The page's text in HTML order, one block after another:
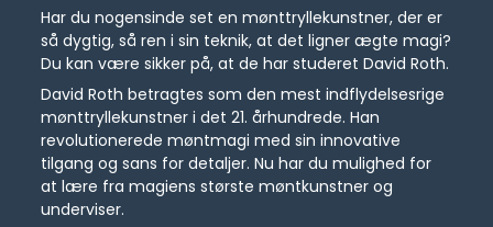
Har du nogensinde set en mønttryllekunstner, der er
så dygtig, så ren i sin teknik, at det ligner ægte magi?
Du kan være sikker på, at de har studeret David Roth.
David Roth betragtes som den mest indflydelsesrige
mønttryllekunstner i det 21. århundrede. Han
revolutionerede møntmagi med sin innovative
tilgang og sans for detaljer. Nu har du mulighed for
at lære fra magiens største møntkunstner og
underviser.